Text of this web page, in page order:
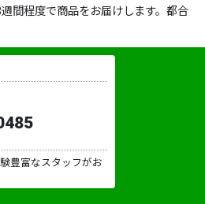
間程度で商品をお届けします。都合
豊富なスタッフがお